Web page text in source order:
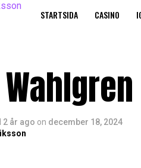
STARTSIDA CASINO
2 år ago on december 18, 2024